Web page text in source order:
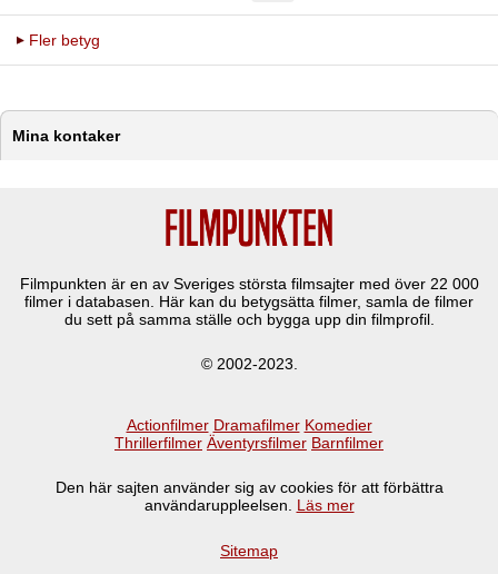
Fler betyg
Mina kontaker
Filmpunkten är en av Sveriges största filmsajter med över 22 000
filmer i databasen. Här kan du betygsätta filmer, samla de filmer
du sett på samma ställe och bygga upp din filmprofil.
© 2002-2023.
Actionfilmer Dramafilmer Komedier
Thrillerfilmer Äventyrsfilmer Barnfilmer
Den här sajten använder sig av cookies för att förbättra
användaruppleelsen. Läs mer
Sitemap